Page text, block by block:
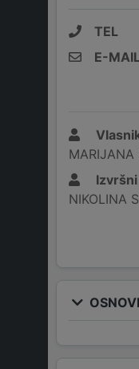
TEL
E-
MARIJANA
NIKOLINA